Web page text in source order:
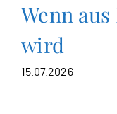
Wenn
wird
15.07.2026